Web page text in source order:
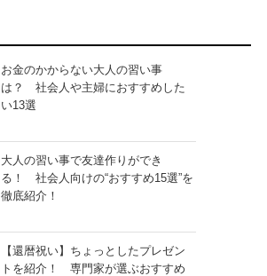
お金のかからない大人の習い事
は？ 社会人や主婦におすすめした
い13選
大人の習い事で友達作りができ
る！ 社会人向けの“おすすめ15選”を
徹底紹介！
【還暦祝い】ちょっとしたプレゼン
トを紹介！ 専門家が選ぶおすすめ